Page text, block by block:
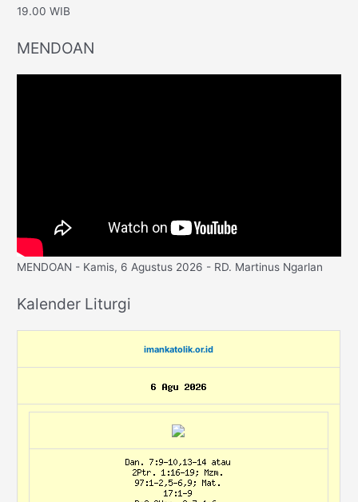
19.00 WIB
MENDOAN
MENDOAN - Kamis, 6 Agustus 2026 - RD. Martinus Ngarlan
Kalender Liturgi
imankatolik.or.id